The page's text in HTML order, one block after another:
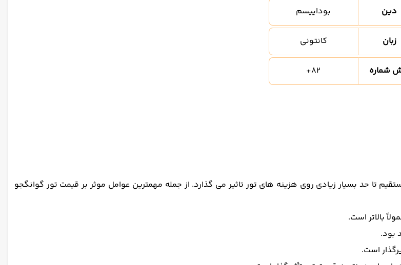
دین بوداییسم
زبان کانتونی
شماره 82
+
تا حد بسیار زیادی روی هزینه های تور تاثیر می گذارد. از جمله مهمترین عوامل موثر بر قیمت تور گوانگجو
بالاتر است.
بود.
است.